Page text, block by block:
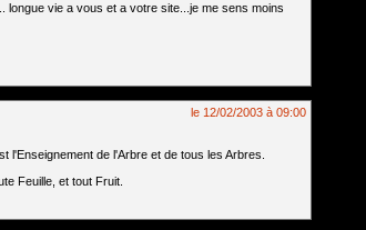
vie a vous et a votre site...je me sens moins
le 12/02/2003 à 09:00
l'Enseignement de l'Arbre et de tous les Arbres.
Feuille, et tout Fruit.